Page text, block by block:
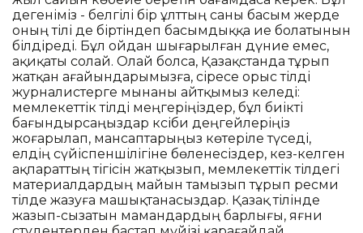
дегеніміз - белгілі бір ұлттың саны басым жерде
оның тілі де біртіндеп басымдыққа ие болатынын
білдіреді. Бұл ойдан шығарылған дүние емес,
ақиқаты солай. Олай болса, Қазақстанда тұрып
жатқан ағайындарымызға, әсіресе орыс тілді
журналистерге мынаны айтқымыз келеді:
мемлекеттік тілді меңгеріңіздер, бұл биікті
бағындырсаңыздар кәсіби деңгейлеріңіз
жоғарылап, мансаптарыңыз көтеріле түседі,
елдің сүйіспеншілігіне бөленесіздер, кез-келген
ақпараттың тігісін жатқызып, мемлекеттік тілдегі
материалдардың майын тамызып тұрып ресми
тілде жазуға машықтанасыздар. Қазақ тілінде
жазып-сызатын мамандардың барлығы, яғни